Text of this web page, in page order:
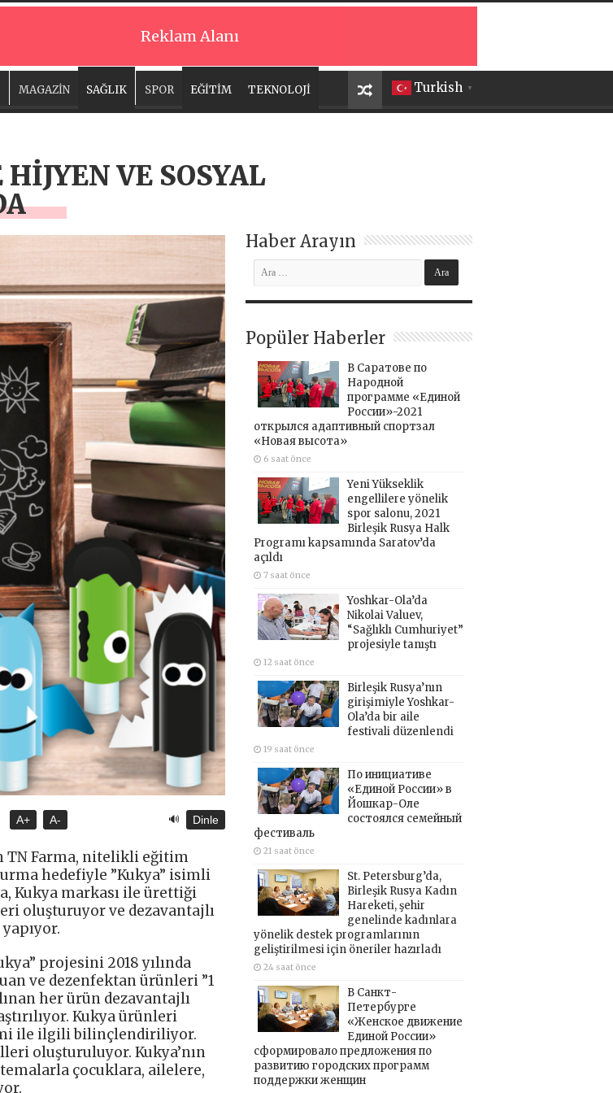
Reklam Alanı
Turkish ▼
MAGAZİN SAĞLIK SPOR EĞİTİM TEKNOLOJİ
VE SOSYAL
A+ A- 🔊 Dinle
TN Farma, nitelikli eğitim
hedefiyle ”Kukya” isimli
Kukya markası ile ürettiği
oluşturuyor ve dezavantajlı
projesini 2018 yılında
ve dezenfektan ürünleri ”1
her ürün dezavantajlı
Kukya ürünleri
ile ilgili bilinçlendiriliyor.
oluşturuluyor. Kukya’nın
çocuklara, ailelere,
Haber Arayın
Popüler Haberler
В Саратове по
Народной
программе «Единой
России»-2021
открылся адаптивный спортзал
«Новая высота»
6 saat önce
Yeni Yükseklik
engellilere yönelik
spor salonu, 2021
Birleşik Rusya Halk
Programı kapsamında Saratov’da
açıldı
7 saat önce
Yoshkar-Ola’da
Nikolai Valuev,
“Sağlıklı Cumhuriyet”
projesiyle tanıştı
12 saat önce
Birleşik Rusya’nın
girişimiyle Yoshkar-
Ola’da bir aile
festivali düzenlendi
19 saat önce
По инициативе
«Единой России» в
Йошкар-Оле
состоялся семейный
фестиваль
21 saat önce
St. Petersburg’da,
Birleşik Rusya Kadın
Hareketi, şehir
genelinde kadınlara
yönelik destek programlarının
geliştirilmesi için öneriler hazırladı
24 saat önce
В Санкт-
Петербурге
«Женское движение
Единой России»
сформировало предложения по
развитию городских программ
поддержки женщин